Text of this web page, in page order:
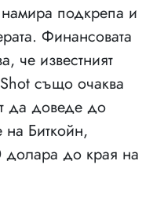
подкрепа и
Финансовата
че известният
също очаква
да доведе до
на Биткойн,
до края на